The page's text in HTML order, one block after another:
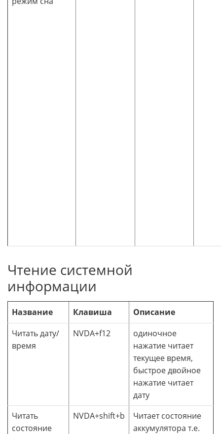
Чтение системной
информации
Название Клавиша
Описание
Читать дату/
время
NVDA+f12
одиночное
нажатие читает
текущее время,
быстрое двойное
нажатие читает
дату
Читать
состояние
NVDA+shift+b
Читает состояние
аккумулятора т.е.